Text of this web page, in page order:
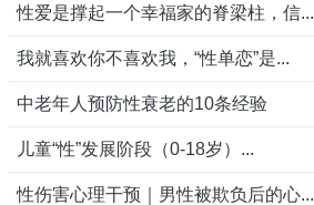
性爱是撑起一个幸福家的脊梁柱，信...
我就喜欢你不喜欢我，“性单恋”是...
中老年人预防性衰老的10条经验
儿童“性”发展阶段（0-18岁）...
性伤害心理干预｜男性被欺负后的心...